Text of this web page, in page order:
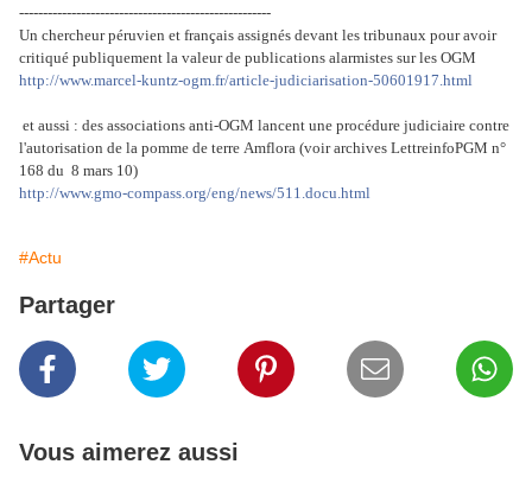
-----------------------------------------------------
Un chercheur péruvien et français assignés devant les tribunaux pour avoir
critiqué publiquement la valeur de publications alarmistes sur les OGM
http://www.marcel-kuntz-ogm.fr/article-judiciarisation-50601917.html
et aussi : des associations anti-OGM lancent une procédure judiciaire contre
l'autorisation de la pomme de terre Amflora (voir archives LettreinfoPGM n°
168 du 8 mars 10)
http://www.gmo-compass.org/eng/news/511.docu.html
#Actu
Partager
Vous aimerez aussi